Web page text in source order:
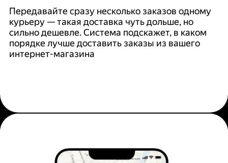
Передавайте сразу несколько заказов одному
курьеру — такая доставка чуть дольше, но
сильно дешевле. Система подскажет, в каком
порядке лучше доставить заказы из вашего
интернет-магазина